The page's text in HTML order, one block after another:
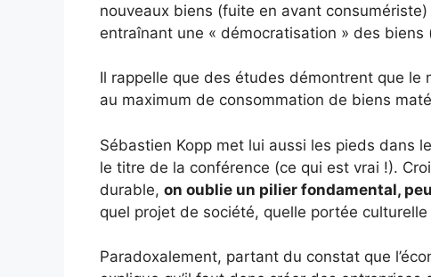
nouveaux biens (fuite en avant
entraînant une « démocratisation » des
Il rappelle que des études démontrent que
au maximum de consommation de biens
Sébastien Kopp met lui aussi les pieds dans
le titre de la conférence (ce qui est vrai !).
durable, on oublie un pilier fondamental,
quel projet de société, quelle portée
Paradoxalement, partant du constat que